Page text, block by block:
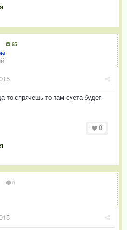
95
то спрячешь то там суета будет
0
0